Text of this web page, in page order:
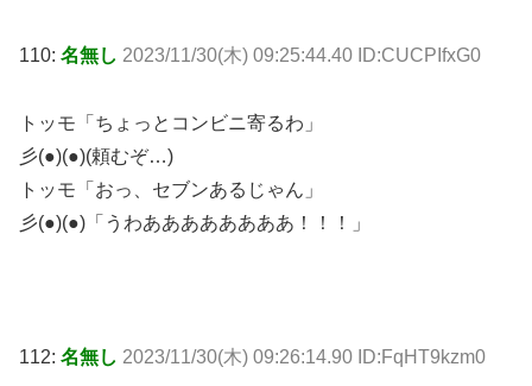
110: 名無し 2023/11/30(木) 09:25:44.40 ID:CUCPIfxG0
トッモ「ちょっとコンビニ寄るわ」
彡(●)(●)(頼むぞ…)
トッモ「おっ、セブンあるじゃん」
彡(●)(●)「うわああああああああ！！！」
112: 名無し 2023/11/30(木) 09:26:14.90 ID:FqHT9kzm0